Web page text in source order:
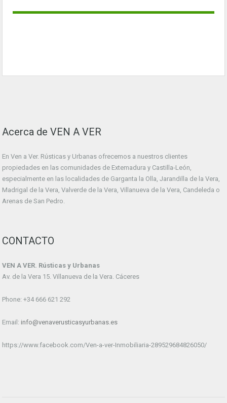
Acerca de VEN A VER
En Ven a Ver. Rústicas y Urbanas ofrecemos a nuestros clientes
propiedades en las comunidades de Extemadura y Castilla-León,
especialmente en las localidades de Garganta la Olla, Jarandilla de la Vera,
Madrigal de la Vera, Valverde de la Vera, Villanueva de la Vera, Candeleda o
Arenas de San Pedro.
CONTACTO
VEN A VER. Rústicas y Urbanas
Av. de la Vera 15. Villanueva de la Vera. Cáceres
Phone: +34 666 621 292
Email: info@venaverusticasyurbanas.es
https://www.facebook.com/Ven-a-ver-Inmobiliaria-289529684826050/